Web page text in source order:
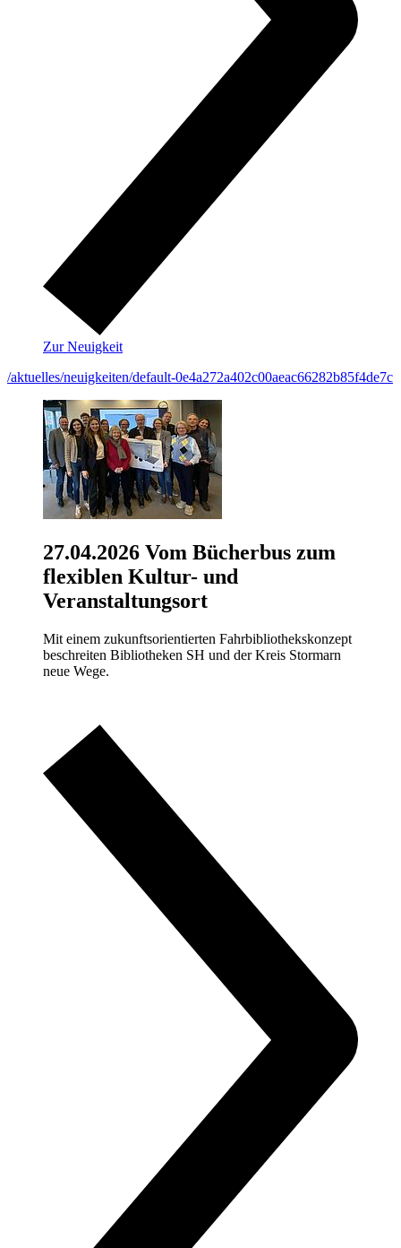
Zur Neuigkeit
/aktuelles/neuigkeiten/default-0e4a272a402c00aeac66282b85f4de7c
27.04.2026 Vom Bücherbus zum
flexiblen Kultur- und
Veranstaltungsort
Mit einem zukunftsorientierten Fahrbibliothekskonzept
beschreiten Bibliotheken SH und der Kreis Stormarn
neue Wege.